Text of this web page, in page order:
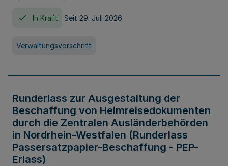
In Kraft Seit 29. Juli 2026
Verwaltungsvorschrift
Runderlass zur Ausgestaltung der
Beschaffung von Heimreisedokumenten
durch die Zentralen Ausländerbehörden
in Nordrhein-Westfalen (Runderlass
Passersatzpapier-Beschaffung - PEP-
Erlass)